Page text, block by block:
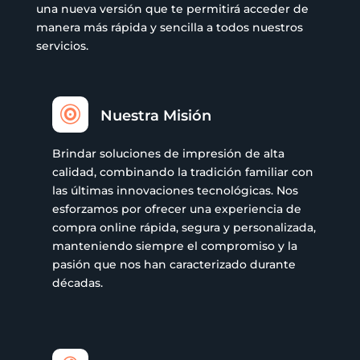
una nueva versión que te permitirá acceder de
manera más rápida y sencilla a todos nuestros
servicios.
 Nuestra Misión
Brindar soluciones de impresión de alta
calidad, combinando la tradición familiar con
las últimas innovaciones tecnológicas. Nos
esforzamos por ofrecer una experiencia de
compra online rápida, segura y personalizada,
manteniendo siempre el compromiso y la
pasión que nos han caracterizado durante
décadas.